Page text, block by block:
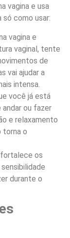
vagina e usa
só como usar:
vagina e
vaginal, tente
de
vai ajudar a
intensa.
você já está
ou fazer
e relaxamento
torna o
os
durante o